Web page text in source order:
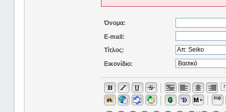
Όνομα:
E-mail:
Τίτλος:
Εικονίδιο: